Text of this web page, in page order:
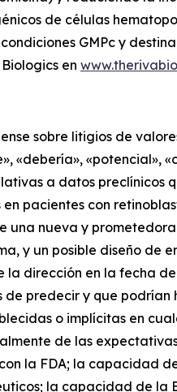
de células
GMPc y
en
sobre litigios de
«debería», «potencial»,
a datos preclínicos
pacientes con
una nueva y
y un posible diseño de
la dirección en la fecha
de predecir y que podrían
o implícitas en
de las
la FDA; la capacidad
la capacidad de la